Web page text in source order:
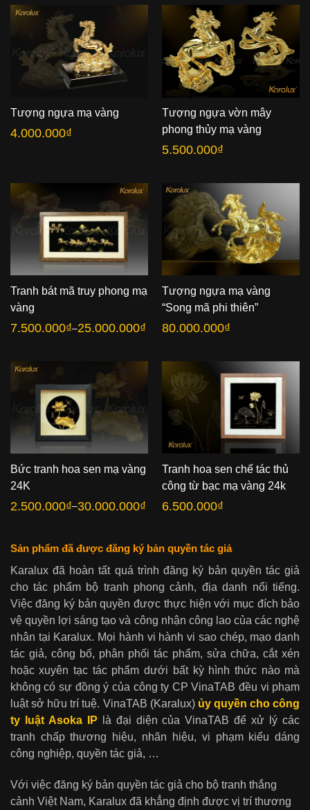
Tượng ngựa mạ vàng
4.000.000₫
Tượng ngựa vờn mây
phong thủy mạ vàng
5.500.000₫
Tranh bát mã truy phong mạ
vàng
7.500.000₫–25.000.000₫
Khoảng
đến
Tượng ngựa mạ vàng
“Song mã phi thiên”
80.000.000₫
Bức tranh hoa sen mạ vàng
24K
2.500.000₫–30.000.000₫
Khoảng
đến
30.000.000₫
Tranh hoa sen chế tác thủ
công từ bạc mạ vàng 24k
6.500.000₫
Sản phẩm đã được đăng ký bản quyền tác giả
Karalux đã hoàn tất quá trình đăng ký bản quyền tác giả
cho tác phẩm bộ tranh phong cảnh, địa danh nổi tiếng.
Việc đăng ký bản quyền được thực hiện với mục đích bảo
vệ quyền lợi sáng tạo và công nhận công lao của các nghệ
nhân tại Karalux. Mọi hành vi hành vi sao chép, mạo danh
tác giả, công bố, phân phối tác phẩm, sửa chữa, cắt xén
hoặc xuyên tạc tác phẩm dưới bất kỳ hình thức nào mà
không có sự đồng ý của công ty CP VinaTAB đều vi phạm
luật sở hữu trí tuệ. VinaTAB (Karalux) ủy quyền cho công
ty luật Asoka IP là đại diện của VinaTAB để xử lý các
tranh chấp thương hiệu, nhãn hiệu, vi phạm kiểu dáng
công nghiệp, quyền tác giả, …
Với việc đăng ký bản quyền tác giả cho bộ tranh thắng
cảnh Việt Nam, Karalux đã khẳng định được vị trí thương